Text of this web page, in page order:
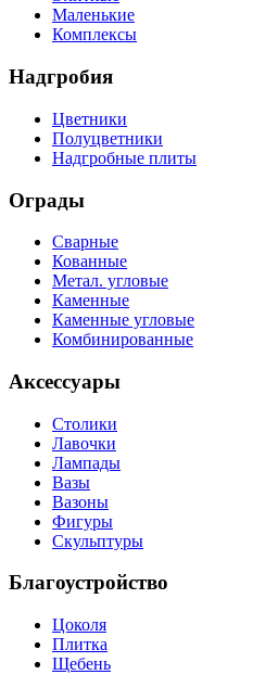
Маленькие
Комплексы
Надгробия
Цветники
Полуцветники
Надгробные плиты
Ограды
Сварные
Кованные
Метал. угловые
Каменные
Каменные угловые
Комбинированные
Аксессуары
Столики
Лавочки
Лампады
Вазы
Вазоны
Фигуры
Скульптуры
Благоустройство
Цоколя
Плитка
Щебень